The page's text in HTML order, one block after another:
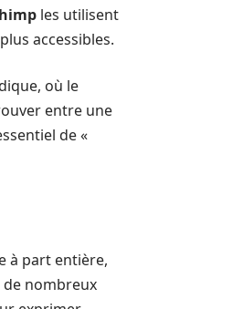
les utilisent
accessibles.
où le
entre une
de «
à part entière,
nombreux